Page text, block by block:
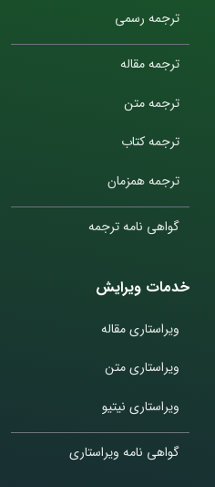
ترجمه رسمی
ترجمه مقاله
ترجمه متن
ترجمه کتاب
ترجمه همزمان
گواهی نامه ترجمه
خدمات ویرایش
ویراستاری مقاله
ویراستاری متن
ویراستاری نیتیو
گواهی نامه ویراستاری